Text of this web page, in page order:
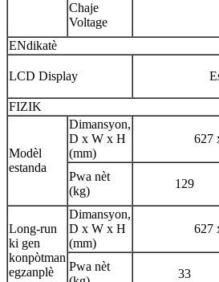
Chaje
Voltage
ENdikatè
LCD Display
FIZIK
Modèl
estanda
Dimansyon,
D x W x H
(mm)
627
Pwa nèt
(kg)
129
Long-run
ki gen
konpòtman
egzanplè
Dimansyon,
D x W x H
(mm)
627
Pwa nèt
33